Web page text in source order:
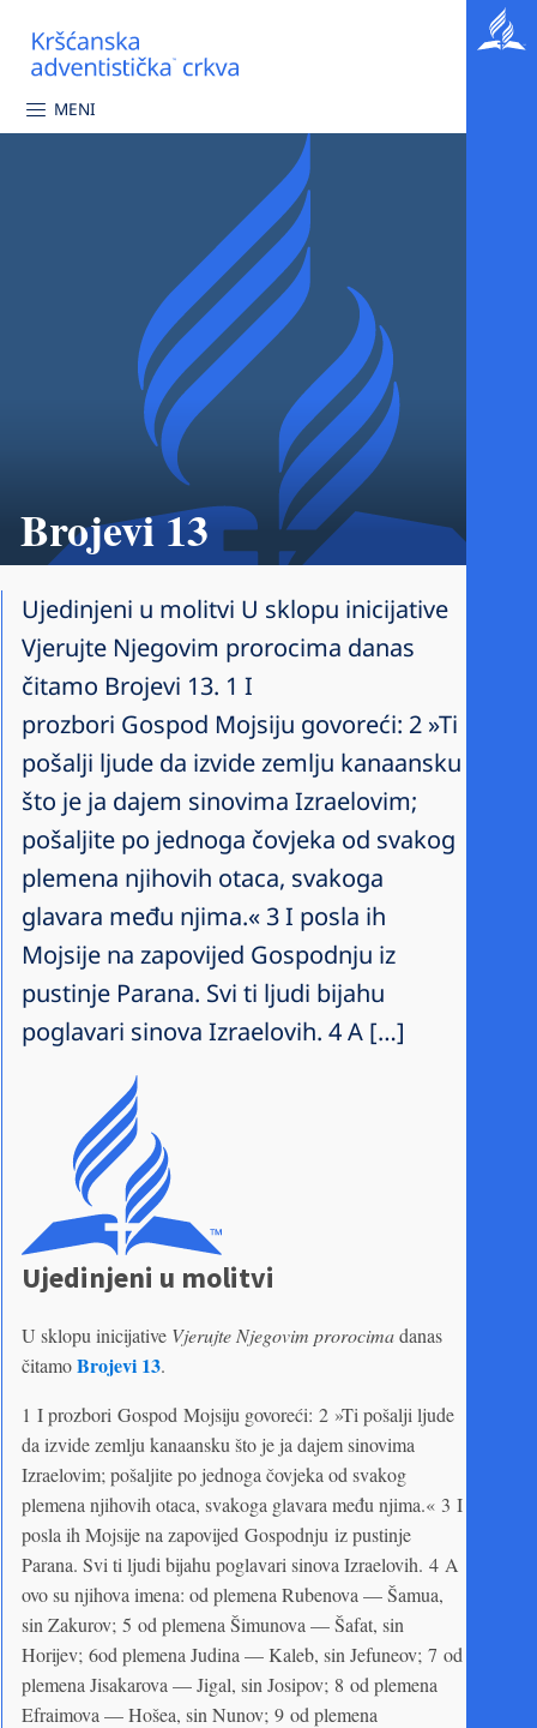
MENI
Brojevi 13
Ujedinjeni u molitvi U sklopu inicijative
Vjerujte Njegovim prorocima danas
čitamo Brojevi 13. 1 I
prozbori Gospod Mojsiju govoreći: 2 »Ti
pošalji ljude da izvide zemlju kanaansku
što je ja dajem sinovima Izraelovim;
pošaljite po jednoga čovjeka od svakog
plemena njihovih otaca, svakoga
glavara među njima.« 3 I posla ih
Mojsije na zapovijed Gospodnju iz
pustinje Parana. Svi ti ljudi bijahu
poglavari sinova Izraelovih. 4 A […]
Ujedinjeni u molitvi
U sklopu inicijative Vjerujte Njegovim prorocimadanas
čitamoBrojevi 13.
1 I prozbori Gospod Mojsiju govoreći: 2 »Ti pošalji ljude
da izvide zemlju kanaansku što je ja dajem sinovima
Izraelovim; pošaljite po jednoga čovjeka od svakog
plemena njihovih otaca, svakoga glavara među njima.« 3 I
posla ih Mojsije na zapovijed Gospodnju iz pustinje
Parana. Svi ti ljudi bijahu poglavari sinova Izraelovih. 4 A
ovo su njihova imena: od plemena Rubenova — Šamua,
sin Zakurov; 5 od plemena Šimunova — Šafat, sin
Horijev; 6od plemena Judina — Kaleb, sin Jefuneov; 7 od
plemena Jisakarova — Jigal, sin Josipov; 8 od plemena
Efraimova — Hošea, sin Nunov; 9 od plemena